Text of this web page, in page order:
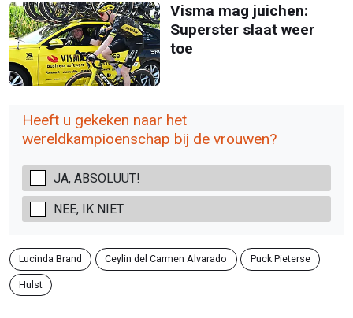
Visma mag juichen:
Superster slaat weer
toe
Heeft u gekeken naar het
wereldkampioenschap bij de vrouwen?
JA, ABSOLUUT!
NEE, IK NIET
Lucinda Brand Ceylin del Carmen Alvarado Puck Pieterse
Hulst